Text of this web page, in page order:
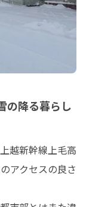
の降る暮らし
越新幹線上毛高
アクセスの良さ